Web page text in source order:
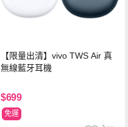
【限量出清】vivo TWS Air 真
無線藍牙耳機
$699
免運